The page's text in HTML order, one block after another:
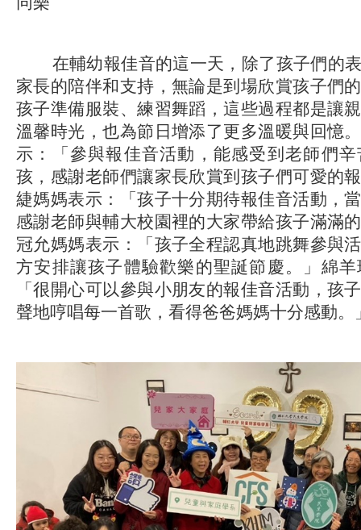
在輔幼報佳音的這一天，除了孩子們的表
家長的陪伴和支持，無論是到場欣賞孩子們
孩子準備服裝、練習舞蹈，這些過程都是讓
溫馨時光，也為節日增添了更多溫暖與回憶
示：「參與報佳音活動，能感受到老師們
孩，感謝老師們讓家長欣賞到孩子們可愛的
緁媽媽表示：「孩子十分期待報佳音活動，
感謝老師與輔大校園裡的大家帶給孩子滿滿
冠允媽媽表示：「孩子全程認真地跳舞參與
方安排讓孩子體驗歡樂的聖誕節慶。」綿
「很開心可以參與小朋友的報佳音活動，孩
聲地哼唱每一首歌，看得爸爸媽媽十分感動。